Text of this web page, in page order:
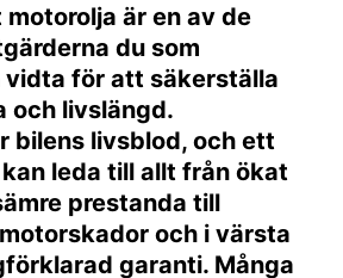
är en av de
du som
vidta för att säkerställa
och livslängd.
bilens livsblod, och ett
leda till allt från ökat
prestanda till
och i värsta
garanti. Många